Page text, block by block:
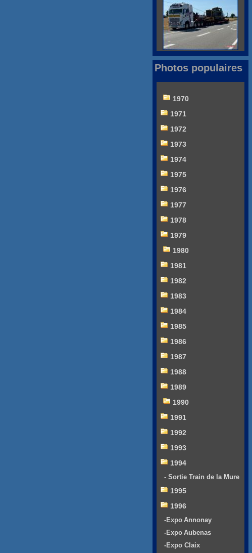
Photos populaires
1970
1971
1972
1973
1974
1975
1976
1977
1978
1979
1980
1981
1982
1983
1984
1985
1986
1987
1988
1989
1990
1991
1992
1993
1994
- Sortie Train de la Mure
1995
1996
-Expo Annonay
-Expo Aubenas
-Expo Claix